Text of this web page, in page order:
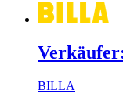
BILLA